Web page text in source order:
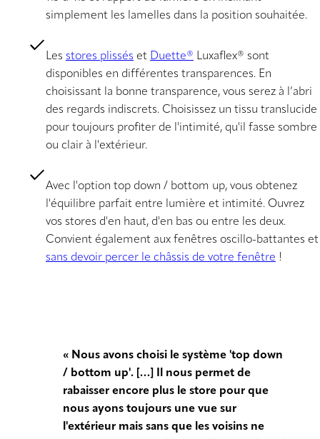
simplement les lamelles dans la position souhaitée.
Les stores plissés et Duette® Luxaflex® sont
disponibles en différentes transparences. En
choisissant la bonne transparence, vous serez à l’abri
des regards indiscrets. Choisissez un tissu translucide
pour toujours profiter de l'intimité, qu'il fasse sombre
ou clair à l'extérieur.
Avec l'option top down / bottom up, vous obtenez
l'équilibre parfait entre lumière et intimité. Ouvrez
vos stores d'en haut, d'en bas ou entre les deux.
Convient également aux fenêtres oscillo-battantes et
sans devoir percer le châssis de votre fenêtre !
« Nous avons choisi le système 'top down
/ bottom up'. […] Il nous permet de
rabaisser encore plus le store pour que
nous ayons toujours une vue sur
l'extérieur mais sans que les voisins ne